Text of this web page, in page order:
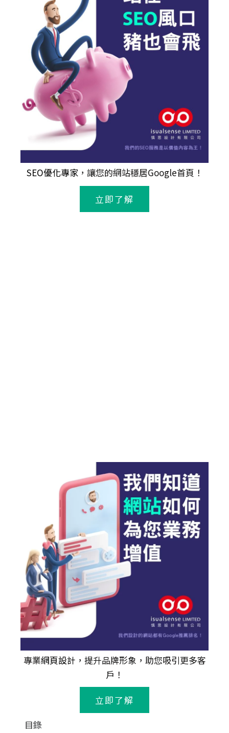
SEO優化專家，讓您的網站穩居Google首頁！
立即了解
專業網頁設計 ，提升品牌形象，助您吸引更多客
戶！
立即了解
目錄